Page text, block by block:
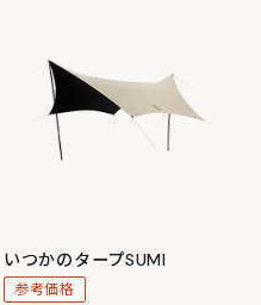
いつかのタープSUMI
参考価格